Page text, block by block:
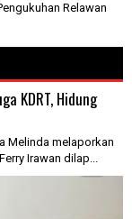
Relawan
KDRT, Hidung
Melinda melaporkan
Irawan dilap...